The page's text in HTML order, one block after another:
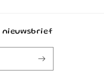
nieuwsbrief